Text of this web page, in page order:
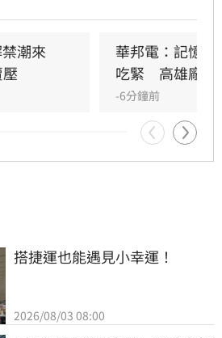
旨在將廣告直接投放至AI搜尋
數量與廣告曝光，出版商
高費用。此舉標誌著出版業
時代，將品牌內容精準植入AI
界高度關注。
潮來
華邦電：記憶
吃緊　高雄廠擴
-6分鐘前
搭捷運也能遇見小幸運！
2026/08/03 08:00